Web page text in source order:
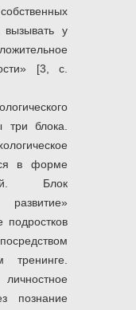
вызывать у
[3, с.
три блока.
в форме
Блок
подростков
тренинге.
познание